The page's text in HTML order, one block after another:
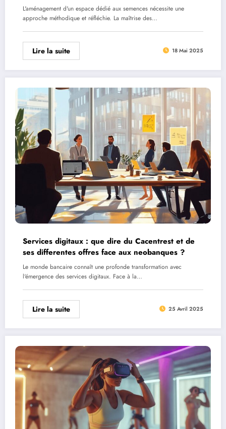
L'aménagement d'un espace dédié aux semences nécessite une
approche méthodique et réfléchie. La maîtrise des…
Lire la suite 18 Mai 2025
Services digitaux : que dire du Cacentrest et de
ses differentes offres face aux neobanques ?
Le monde bancaire connaît une profonde transformation avec
l'émergence des services digitaux. Face à la…
Lire la suite 25 Avril 2025